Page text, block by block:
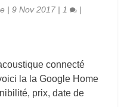
|9 Nov 2017 |1 |
connecté
la la Google Home
prix, date de